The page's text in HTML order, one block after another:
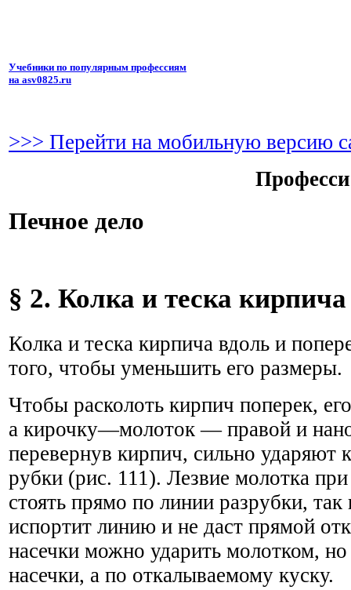
Учебники по популярным профессиям
на asv0825.ru
>>> Перейти на мобильную версию
Печное дело
§ 2. Колка и теска кирпича
Колка и теска кирпича вдоль и
того, чтобы уменьшить его размеры.
Чтобы расколоть кирпич поперек,
а кирочку—молоток — правой и
перевернув кирпич, сильно ударяют
рубки (рис. 111). Лезвие молотка
стоять прямо по линии разрубки, так
испортит линию и не даст прямой
насечки можно ударить молотком,
насечки, а по откалываемому куску.